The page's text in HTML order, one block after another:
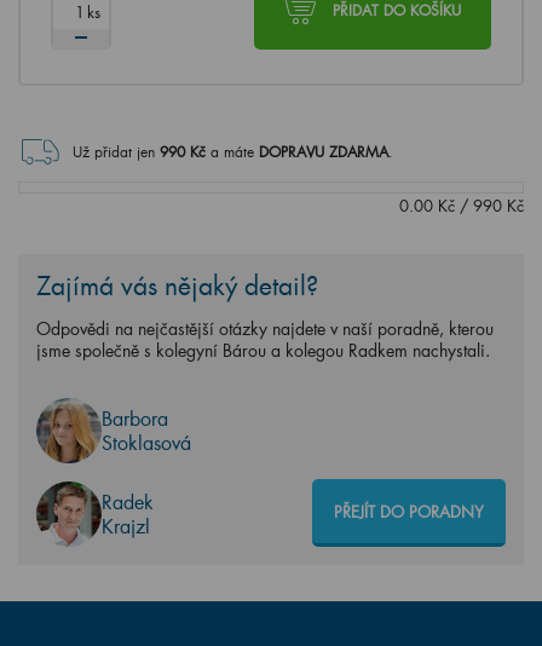
PŘIDAT DO KOŠÍKU
ks
Už přidat jen 990Kč a máte DOPRAVU ZDARMA.
0.00 Kč / 990 Kč
Zajímá vás nějaký detail?
Odpovědi na nejčastější otázky najdete v naší poradně, kterou
jsme společně s kolegyní Bárou a kolegou Radkem nachystali.
Barbora
Stoklasová
Radek
Krajzl
PŘEJÍT DO PORADNY